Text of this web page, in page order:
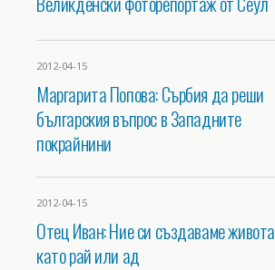
2012-04-15
Маргарита Попова: Сърбия да реши
българския въпрос в Западните
покрайнини
2012-04-15
Отец Иван: Ние си създаваме живота
като рай или ад